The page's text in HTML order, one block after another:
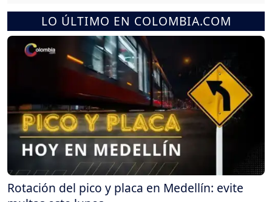
LO ÚLTIMO EN COLOMBIA.COM
Rotación del pico y placa en Medellín: evite